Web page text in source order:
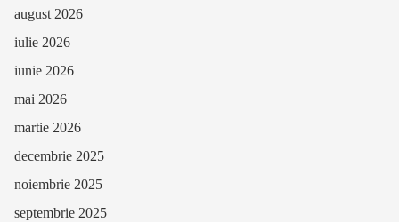
august 2026
iulie 2026
iunie 2026
mai 2026
martie 2026
decembrie 2025
noiembrie 2025
septembrie 2025